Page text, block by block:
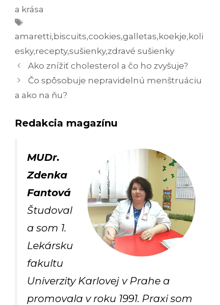
a krása
amaretti,biscuits,cookies,galletas,koekje,koli
esky,recepty,sušienky,zdravé sušienky
Navigácia
článkami
Ako znížiť cholesterol a čo ho zvyšuje?
Čo spôsobuje nepravidelnú menštruáciu
a ako na ňu?
Redakcia magazínu
MUDr.
Zdenka
Fantová
Študoval
a som 1.
Lekársku
fakultu
Univerzity Karlovej v Prahe a
promovala v roku 1991. Praxi som